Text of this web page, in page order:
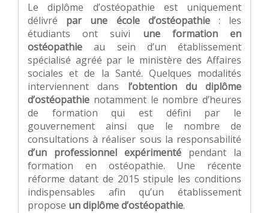
Le diplôme d’ostéopathie est uniquement
délivré par une école d’ostéopathie : les
étudiants ont suivi une formation en
ostéopathie au sein d’un établissement
spécialisé agréé par le ministère des Affaires
sociales et de la Santé. Quelques modalités
interviennent dans l’obtention du diplôme
d’ostéopathie notamment le nombre d’heures
de formation qui est défini par le
gouvernement ainsi que le nombre de
consultations à réaliser sous la responsabilité
d’un professionnel expérimenté pendant la
formation en ostéopathie. Une récente
réforme datant de 2015 stipule les conditions
indispensables afin qu’un établissement
propose un diplôme d’ostéopathie.